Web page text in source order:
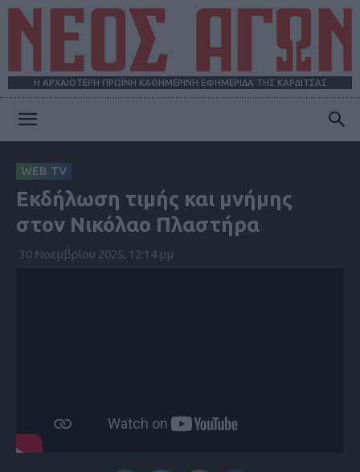
Η ΑΡΧΑΙΟΤΕΡΗ ΠΡΩΪΝΗ ΚΑΘΗΜΕΡΙΝΗ ΕΦΗΜΕΡΙΔΑ ΤΗΣ ΚΑΡΔΙΤΣΑΣ
ΑΓΩΝ
WEB TV
Εκδήλωση τιμής και μνήμης
στον Νικόλαο Πλαστήρα
30 Νοεμβρίου 2025, 12:14 μμ